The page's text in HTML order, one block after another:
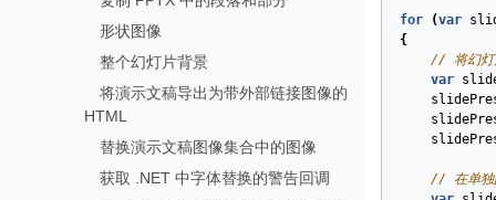
形状图像
整个幻灯片背景
将演示文稿导出为带外部链接图像的
HTML
替换演示文稿图像集合中的图像
获取 .NET 中字体替换的警告回调
for (var
{
// 将幻灯
var
// 在单独